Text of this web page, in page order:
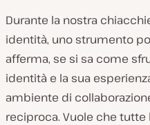
Durante la nostra
identità, uno strumento
afferma, se si sa come
identità e la sua
ambiente di
reciproca. Vuole che